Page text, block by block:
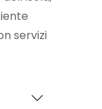
servizi